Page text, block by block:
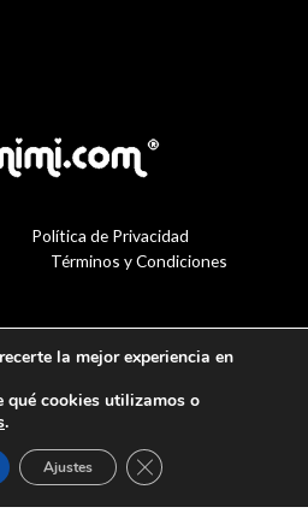
Política de Privacidad
Términos y Condiciones
la mejor experiencia en
qué cookies utilizamos o
.
Ajustes Cerrar el banner de